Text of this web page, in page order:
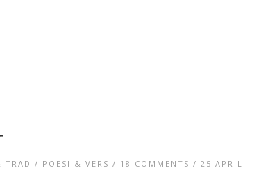
TRÄD / POESI & VERS / 18 COMMENTS / 25 APRIL